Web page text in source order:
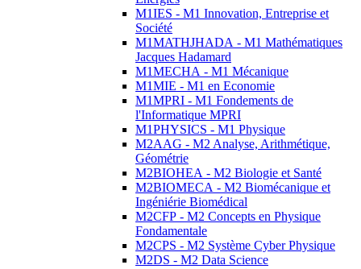
M1IES - M1 Innovation, Entreprise et
Société
M1MATHJHADA - M1 Mathématiques
Jacques Hadamard
M1MECHA - M1 Mécanique
M1MIE - M1 en Economie
M1MPRI - M1 Fondements de
l'Informatique MPRI
M1PHYSICS - M1 Physique
M2AAG - M2 Analyse, Arithmétique,
Géométrie
M2BIOHEA - M2 Biologie et Santé
M2BIOMECA - M2 Biomécanique et
Ingéniérie Biomédical
M2CFP - M2 Concepts en Physique
Fondamentale
M2CPS - M2 Système Cyber Physique
M2DS - M2 Data Science